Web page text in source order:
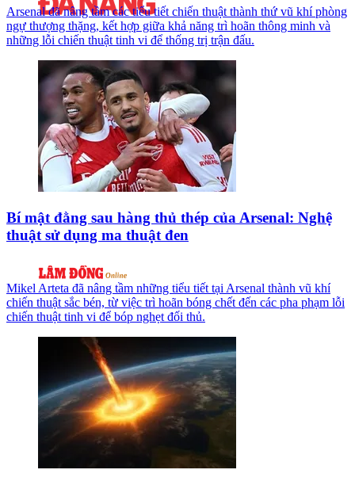
Arsenal đã nâng tầm các tiểu tiết chiến thuật thành thứ vũ khí phòng
ngự thượng thặng, kết hợp giữa khả năng trì hoãn thông minh và
những lỗi chiến thuật tinh vi để thống trị trận đấu.
Bí mật đằng sau hàng thủ thép của Arsenal: Nghệ
thuật sử dụng ma thuật đen
Mikel Arteta đã nâng tầm những tiểu tiết tại Arsenal thành vũ khí
chiến thuật sắc bén, từ việc trì hoãn bóng chết đến các pha phạm lỗi
chiến thuật tinh vi để bóp nghẹt đối thủ.